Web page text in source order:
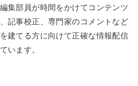
集部員が時間をかけてコンテンツ
記事校正、専門家のコメントなど
建てる方に向けて正確な情報配信
います。